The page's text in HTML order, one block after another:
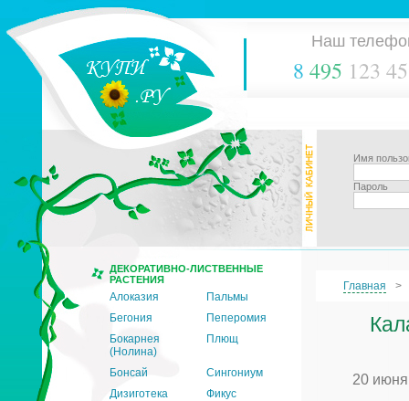
Наш
8 495 123
Имя
Пароль
ДЕКОРАТИВНО-ЛИСТВЕННЫЕ
РАСТЕНИЯ
Алоказия
Пальмы
Бегония
Пеперомия
Бокарнея
(Нолина)
Плющ
Бонсай
Сингониум
Дизиготека
Фикус
Главная
20